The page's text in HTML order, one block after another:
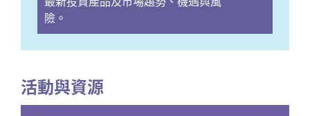
險。
活動與資源